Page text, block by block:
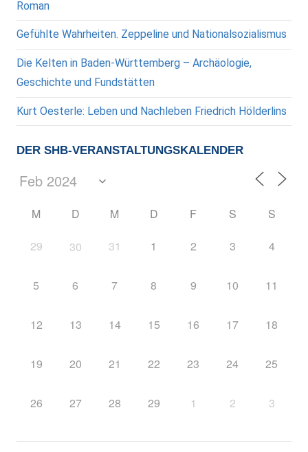
Roman
Gefühlte Wahrheiten. Zeppeline und Nationalsozialismus
Die Kelten in Baden-Württemberg – Archäologie,
Geschichte und Fundstätten
Kurt Oesterle: Leben und Nachleben Friedrich Hölderlins
DER SHB-VERANSTALTUNGSKALENDER
M D M D F S S
29 30 31 1 2 3 4
5 6 7 8 9 10 11
12 13 14 15 16 17 18
19 20 21 22 23 24 25
26 27 28 29 1 2 3